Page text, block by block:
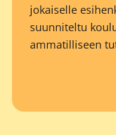
jokaiselle
suunniteltu
ammatilliseen